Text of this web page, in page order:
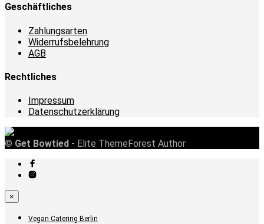
Geschäftliches
Zahlungsarten
Widerrufsbelehrung
AGB
Rechtliches
Impressum
Datenschutzerklärung
© Get Bowtied - Elite ThemeForest Author
×
Vegan Catering Berlin